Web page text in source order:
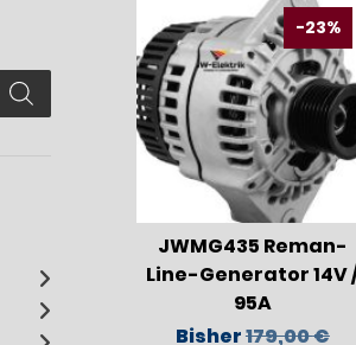
-23%
JWMG435 Reman-
Line-Generator 14V
95A
Bisher179,00€